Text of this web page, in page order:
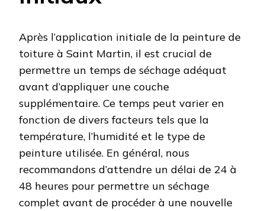
Après l’application initiale de la peinture de
toiture à Saint Martin, il est crucial de
permettre un temps de séchage adéquat
avant d’appliquer une couche
supplémentaire. Ce temps peut varier en
fonction de divers facteurs tels que la
température, l’humidité et le type de
peinture utilisée. En général, nous
recommandons d’attendre un délai de 24 à
48 heures pour permettre un séchage
complet avant de procéder à une nouvelle